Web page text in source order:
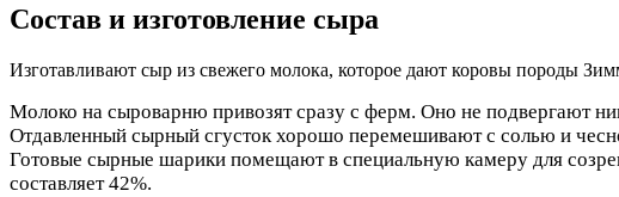
Состав и изготовление сыра
Изготавливают сыр из свежего молока, которое дают коровы породы
Молоко на сыроварню привозят сразу с ферм. Оно не подвергают
Отдавленный сырный сгусток хорошо перемешивают с солью и
Готовые сырные шарики помещают в специальную камеру для
составляет 42%.